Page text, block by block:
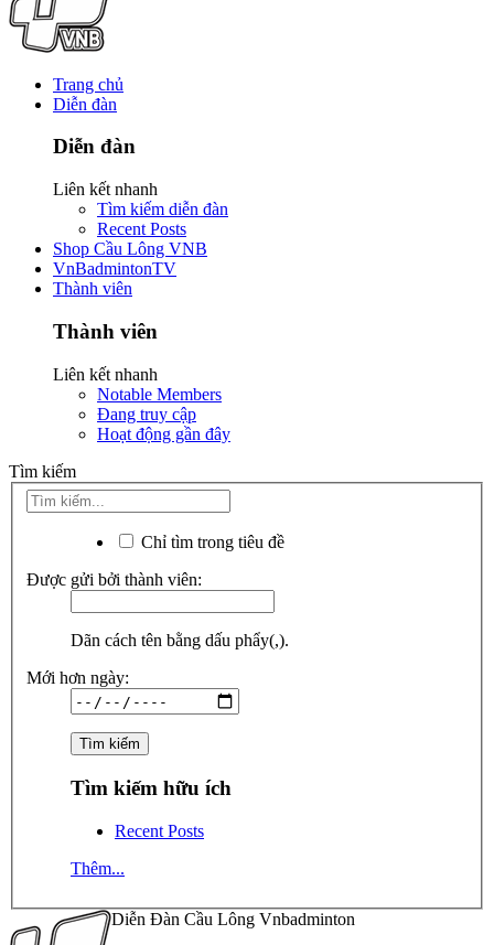
Trang chủ
Diễn đàn
Diễn đàn
Liên kết nhanh
Tìm kiếm diễn đàn
Recent Posts
Shop Cầu Lông VNB
VnBadmintonTV
Thành viên
Thành viên
Liên kết nhanh
Notable Members
Đang truy cập
Hoạt động gần đây
Tìm kiếm
Chỉ tìm trong tiêu đề
Được gửi bởi thành viên:
Dãn cách tên bằng dấu phẩy(,).
Mới hơn ngày:
Tìm kiếm hữu ích
Recent Posts
Thêm...
Diễn Đàn Cầu Lông Vnbadminton